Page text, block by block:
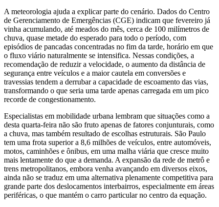
A meteorologia ajuda a explicar parte do cenário. Dados do Centro
de Gerenciamento de Emergências (CGE) indicam que fevereiro já
vinha acumulando, até meados do mês, cerca de 100 milímetros de
chuva, quase metade do esperado para todo o período, com
episódios de pancadas concentradas no fim da tarde, horário em que
o fluxo viário naturalmente se intensifica. Nessas condições, a
recomendação de reduzir a velocidade, o aumento da distância de
segurança entre veículos e a maior cautela em conversões e
travessias tendem a derrubar a capacidade de escoamento das vias,
transformando o que seria uma tarde apenas carregada em um pico
recorde de congestionamento.
Especialistas em mobilidade urbana lembram que situações como a
desta quarta‑feira não são fruto apenas de fatores conjunturais, como
a chuva, mas também resultado de escolhas estruturais. São Paulo
tem uma frota superior a 8,6 milhões de veículos, entre automóveis,
motos, caminhões e ônibus, em uma malha viária que cresce muito
mais lentamente do que a demanda. A expansão da rede de metrô e
trens metropolitanos, embora venha avançando em diversos eixos,
ainda não se traduz em uma alternativa plenamente competitiva para
grande parte dos deslocamentos interbairros, especialmente em áreas
periféricas, o que mantém o carro particular no centro da equação.